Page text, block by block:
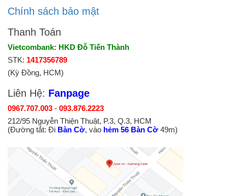
Chính sách bảo mật
Thanh Toán
Vietcombank: HKD Đỗ Tiến Thành
STK: 1417356789
(Kỳ Đồng, HCM)
Liên Hệ: Fanpage
0967.707.003 - 093.876.2223
212/95 Nguyễn Thiện Thuật, P.3, Q.3, HCM
(Đường tắt: Đi Bàn Cờ, vào hẻm 56 Bàn Cờ 49m)